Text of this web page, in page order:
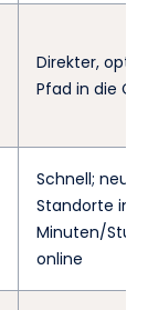
Direkter,
Pfad in die
Schnell; neue
Standorte in
Minuten/
online